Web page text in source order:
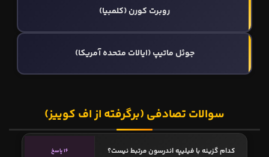
روبرت کورن (کلمبیا)
جوئل ماتیپ (ایالات متحده آمریکا)
سوالات تصادفی (برگرفته از اف کوییز)
کدام گزینه با فیلیپه اندرسون مرتبط نیست؟ 16 پاسخ